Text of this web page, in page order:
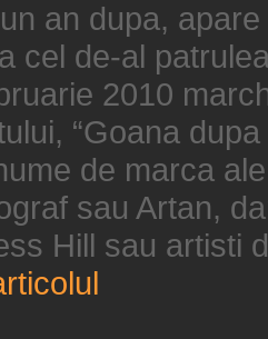
an dupa,
cel de-al
2010
“Goana
de marca
sau Artan,
Hill sau artisti